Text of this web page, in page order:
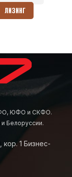
ЛИЗИНГ
ЮФО и СКФО.
Белоруссии.
1 Бизнес-